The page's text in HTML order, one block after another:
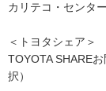
カリテコ・センタ
＜トヨタシェア＞
TOYOTA SHARE
択）